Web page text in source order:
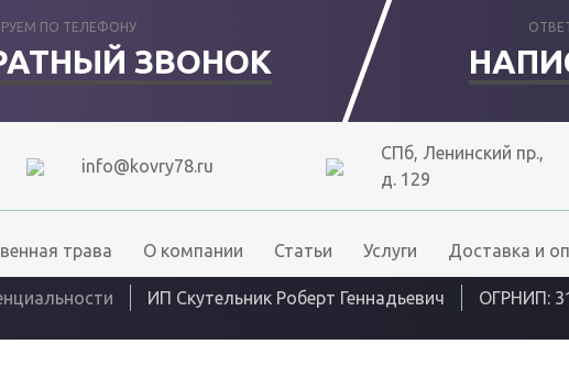
ПО ТЕЛЕФОНУ
ЗВОНОК
info@kovry78.ru
СПб, Ленинский пр.,
д. 129
трава О компании Статьи Услуги Доставка и
ИП Скутельник Роберт Геннадьевич ОГРНИП: